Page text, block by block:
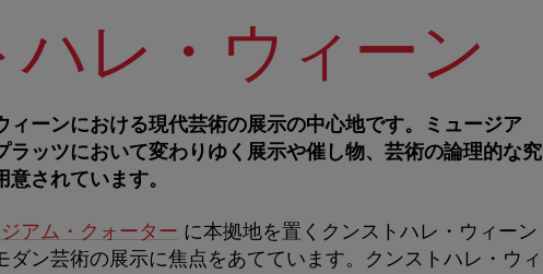
ハレ・ウィーン
ィーンにおける現代芸術の展示の中心地です。ミュージア
ラッツにおいて変わりゆく展示や催し物、芸術の論理的な究
されています。
アム・クォーター に本拠地を置くクンストハレ・ウィーン
ダン芸術の展示に焦点をあてています。クンストハレ・ウィ